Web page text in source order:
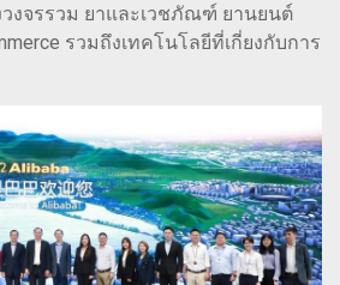
งจรรวม ยาและเวชภัณฑ์ ยานยนต์
รวมถึงเทคโนโลยีที่เกี่ยงกับการ